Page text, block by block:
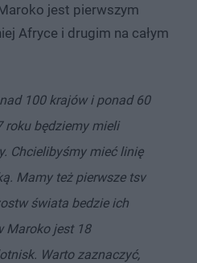
jest pierwszym
Afryce i drugim na całym
100 krajów i ponad 60
roku będziemy mieli
Chcielibyśmy mieć linię
Mamy też pierwsze tsv
świata bedzie ich
Maroko jest 18
Warto zaznaczyć,